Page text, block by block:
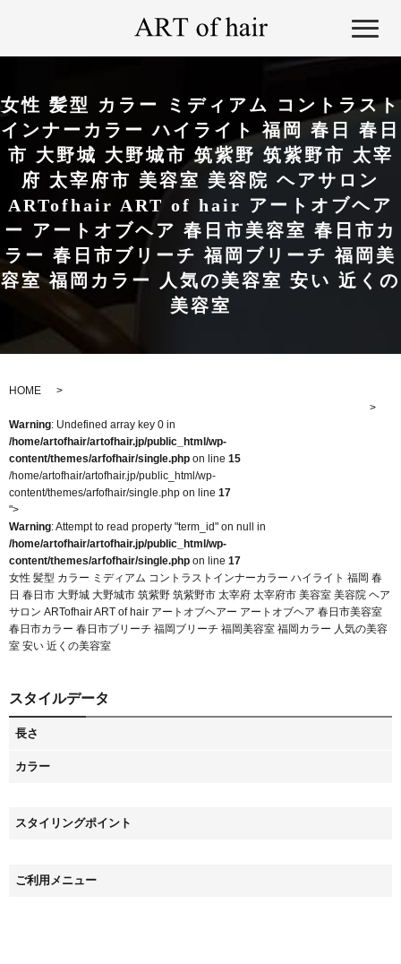
女性 髪型 カラー ミディアム コントラスト
インナーカラー ハイライト 福岡 春日 春日
市 大野城 大野城市 筑紫野 筑紫野市 太宰
府 太宰府市 美容室 美容院 ヘアサロン
ARTofhair ART of hair アートオブヘア
ー アートオブヘア 春日市美容室 春日市カ
ラー 春日市ブリーチ 福岡ブリーチ 福岡美
容室 福岡カラー 人気の美容室 安い 近くの
美容室
HOME
Warning: Undefined array key 0 in
/home/artofhair/artofhair.jp/public_html/wp-
content/themes/arfofhair/single.php on line 15
/home/artofhair/artofhair.jp/public_html/wp-
content/themes/arfofhair/single.php on line 17
">
Warning: Attempt to read property "term_id" on null in
/home/artofhair/artofhair.jp/public_html/wp-
content/themes/arfofhair/single.php on line 17
女性 髪型 カラー ミディアム コントラストインナーカラー ハイライト 福岡 春
日 春日市 大野城 大野城市 筑紫野 筑紫野市 太宰府 太宰府市 美容室 美容院 ヘア
サロン ARTofhair ART of hair アートオブヘアー アートオブヘア 春日市美容室
春日市カラー 春日市ブリーチ 福岡ブリーチ 福岡美容室 福岡カラー 人気の美容
室 安い 近くの美容室
スタイルデータ
長さ
カラー
スタイリングポイント
ご利用メニュー